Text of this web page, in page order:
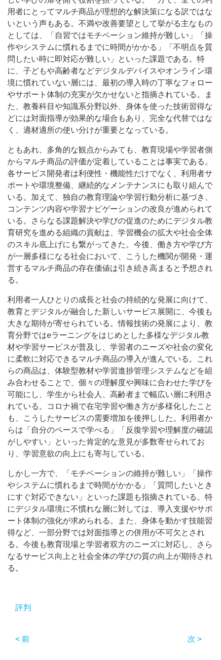
用者にとってマルチ商品が理想的な解決策になる訳ではな
いという声もある。不満や改善要望として挙がる主なもの
としては、「自習ではモチベーション維持が難しい」「操
作やシステムに慣れるまでに時間がかかる」「不明点を質
問したい時に即対応が難しい」といった課題である。特
に、子どもや高齢者などデジタルデバイスやオンライン環
境に慣れていない層には、最初の導入時の丁寧なフォロー
やサポート体制の充実が欠かせないと指摘されている。ま
た、教養科目や知識系分野以外、身体を使った技術習得な
どには対面指導が効果的な場合もあり、完全な代替ではな
く、適材適所の使い分けが重要となっている。
ともあれ、多角的な観点からみても、教育現場や学習者側
からマルチ商品の評価が定着していることは事実である。
各サービス開発者は利便性・機能性だけでなく、利用者サ
ポートや環境整備、継続的なメンテナンスにも取り組んで
いる。加えて、独自の教育理論や学習行動分析に基づき、
コンテンツ内容や学習ナビゲーションの改良が進められて
いる。さらなる課題解決や学びの促進のためにデジタル教
育研究を進める組織の貢献は、学習機会の拡大や社会全体
のスキル底上げにも繋がってきた。今後、働き方や学び方
が一層多様になる社会において、こうした機関が開発・運
営するマルチ商品の存在価値は引き続き高まると予想され
る。
利用者一人ひとりの成長と社会の持続的な発展に向けて、
教育とデジタルが融合した新しいサービス展開に、今後も
大きな期待が寄せられている。情報技術の発展により、教
育分野ではeラーニングをはじめとした多様なデジタル教
材や学習サービスが普及し、学習者のニーズや社会の変化
に柔軟に対応できるマルチ商品の導入が進んでいる。これ
らの商品は、体験型教材や学習進捗管理システムなどを組
み合わせることで、個々の理解度や興味に合わせた学びを
可能にし、学生から社会人、高齢者まで幅広い層に利用さ
れている。コロナ禍で在宅学習や働き方が多様化したこと
も、こうしたサービスの需要増加を後押しした。利用者か
らは「自分のペースで学べる」「反復学習や理解度の確認
がしやすい」といった肯定的な意見が多数寄せられてお
り、学習意欲の向上にも寄与している。
しかし一方で、「モチベーションの維持が難しい」「操作
やシステムに慣れるまで時間がかかる」「質問したいとき
にすぐ対応できない」といった課題も指摘されている。特
にデジタル環境に不慣れな層に対しては、導入支援やサポ
ート体制の強化が求められる。また、身体を動かす技能習
得など、一部分野では対面指導との併用が不可欠とされ
る。今後も教育現場と学習者双方のニーズに対応し、さら
なるサービス向上と社会全体の学びの質の向上が期待され
る。
評判
< 前 次 >